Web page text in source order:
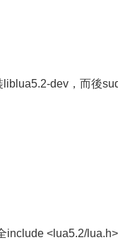
liblua5.2-dev，而後
include <lua5.2/lua.h>